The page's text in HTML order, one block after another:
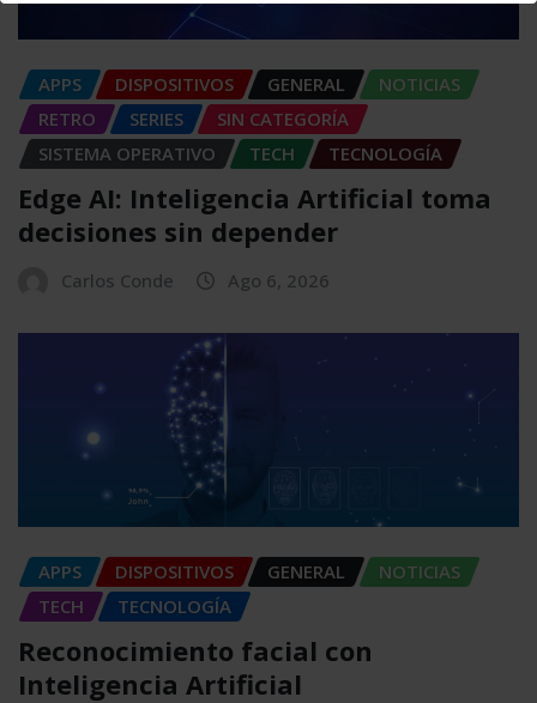
APPS DISPOSITIVOS GENERAL
NOTICIAS
RETRO
SERIES
SIN CATEGORÍA
SISTEMA OPERATIVO
TECH TECNOLOGÍA
Edge AI: Inteligencia Artificial toma
decisiones sin depender
Carlos Conde Ago 6, 2026
APPS DISPOSITIVOS GENERAL
NOTICIAS
TECH
TECNOLOGÍA
Reconocimiento facial con
Inteligencia Artificial